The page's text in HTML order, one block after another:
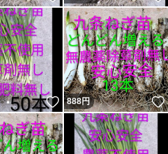
いいね！
888円